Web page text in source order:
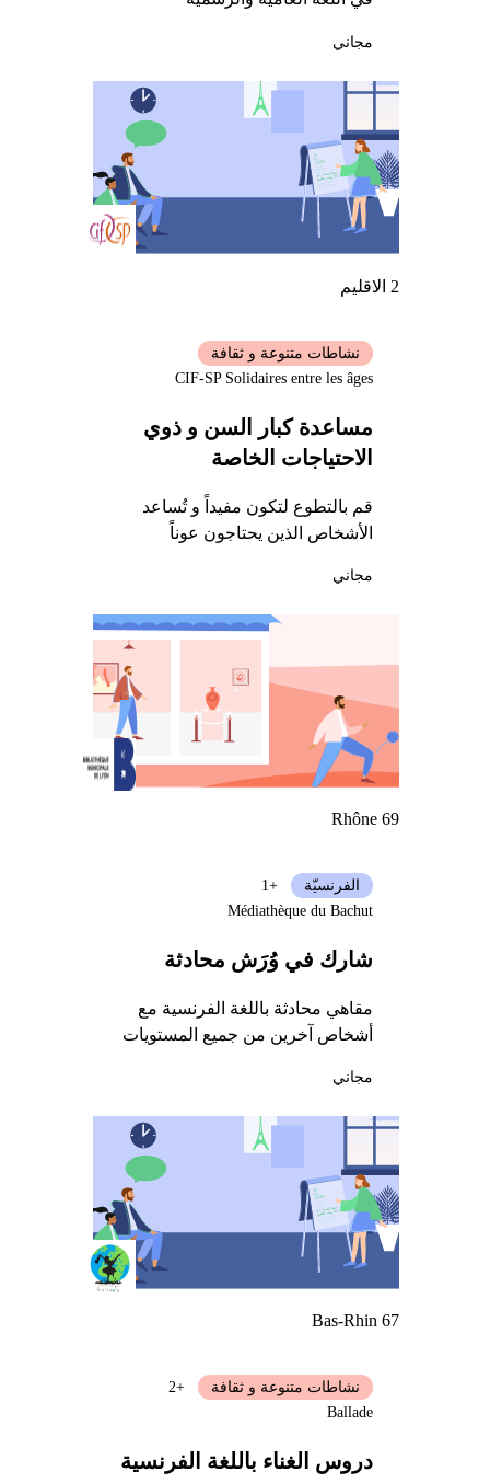
مجاني
2 الاقليم
مساعدة كبار السن و ذوي
الاحتياجات الخاصة
قم بالتطوع لتكون مفيداً و تُساعد
الأشخاص الذين يحتاجون عوناً
نشاطات متنوعة و ثقافة
CIF-SP Solidaires entre les âges
مجاني
Rhône 69
شارك في وُرَش محادثة
مقاهي محادثة باللغة الفرنسية مع
أشخاص آخرين من جميع المستويات
الفرنسيّة
+1
Médiathèque du Bachut
مجاني
Bas-Rhin 67
دروس الغناء باللغة الفرنسية
نشاطات متنوعة و ثقافة
+2
Ballade